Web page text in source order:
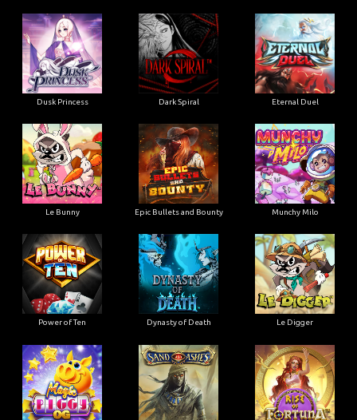
Dusk Princess Dark Spiral Eternal Duel
Le Bunny Epic Bullets and Bounty Munchy Milo
Power of Ten Dynasty of Death Le Digger